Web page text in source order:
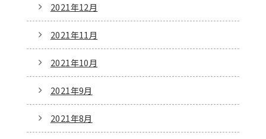
2021年12月
2021年11月
2021年10月
2021年9月
2021年8月